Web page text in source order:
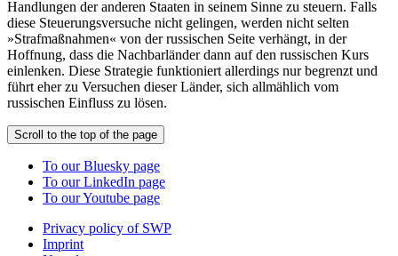
Handlungen der anderen Staaten in seinem Sinne zu steuern. Falls
diese Steuerungsversuche nicht gelingen, werden nicht selten
»Strafmaßnahmen« von der russischen Seite verhängt, in der
Hoffnung, dass die Nachbarländer dann auf den russischen Kurs
einlenken. Diese Strategie funktioniert allerdings nur begrenzt und
führt eher zu Versuchen dieser Länder, sich allmählich vom
russischen Einfluss zu lösen.
Scroll to the top of the page
To our Bluesky page
To our LinkedIn page
To our Youtube page
Privacy policy of SWP
Imprint